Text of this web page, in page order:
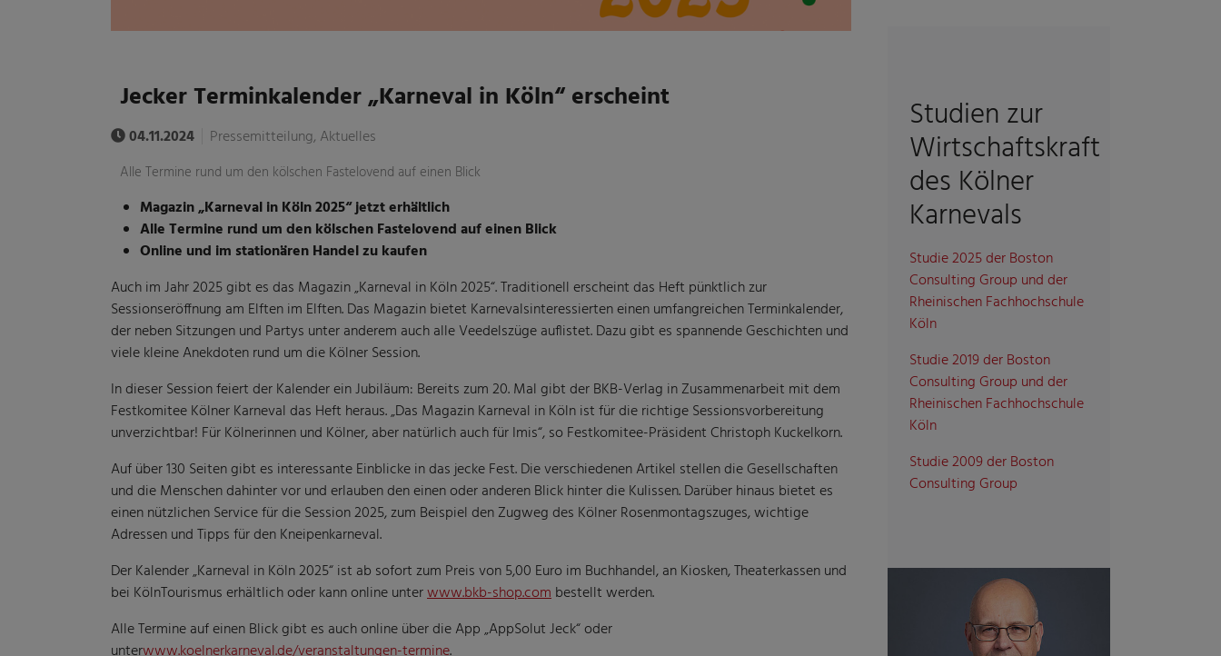
Jecker Terminkalender „Karneval in Köln“ erscheint
04.11.2024 Pressemitteilung, Aktuelles
Alle Termine rund um den kölschen Fastelovend auf einen Blick
Magazin „Karneval in Köln 2025“ jetzt erhältlich
Alle Termine rund um den kölschen Fastelovend auf einen Blick
Online und im stationären Handel zu kaufen
Auch im Jahr 2025 gibt es das Magazin „Karneval in Köln 2025“. Traditionell erscheint das Heft pünktlich zur
Sessionseröffnung am Elften im Elften. Das Magazin bietet Karnevalsinteressierten einen umfangreichen Terminkalender,
der neben Sitzungen und Partys unter anderem auch alle Veedelszüge auflistet. Dazu gibt es spannende Geschichten und
viele kleine Anekdoten rund um die Kölner Session.
In dieser Session feiert der Kalender ein Jubiläum: Bereits zum 20. Mal gibt der BKB-Verlag in Zusammenarbeit mit dem
Festkomitee Kölner Karneval das Heft heraus. „Das Magazin Karneval in Köln ist für die richtige Sessionsvorbereitung
unverzichtbar! Für Kölnerinnen und Kölner, aber natürlich auch für Imis“, so Festkomitee-Präsident Christoph Kuckelkorn.
Auf über 130 Seiten gibt es interessante Einblicke in das jecke Fest. Die verschiedenen Artikel stellen die Gesellschaften
und die Menschen dahinter vor und erlauben den einen oder anderen Blick hinter die Kulissen. Darüber hinaus bietet es
einen nützlichen Service für die Session 2025, zum Beispiel den Zugweg des Kölner Rosenmontagszuges, wichtige
Adressen und Tipps für den Kneipenkarneval.
Der Kalender „Karneval in Köln 2025“ ist ab sofort zum Preis von 5,00 Euro im Buchhandel, an Kiosken, Theaterkassen und
bei KölnTourismus erhältlich oder kann online unterwww.bkb-shop.combestellt werden.
Alle Termine auf einen Blick gibt es auch online über die App „AppSolut Jeck“ oder
Studien zur
Wirtschaftskraft
des Kölner
Karnevals
Studie 2025 der Boston
Consulting Group und der
Rheinischen Fachhochschule
Köln
Studie 2019 der Boston
Consulting Group und der
Rheinischen Fachhochschule
Köln
Studie 2009 der Boston
Consulting Group